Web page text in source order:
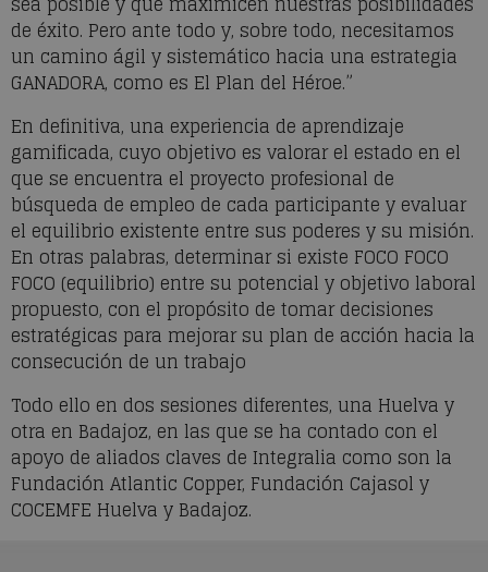
de éxito. Pero ante todo y, sobre todo, necesitamos
un camino ágil y sistemático hacia una estrategia
GANADORA, como es El Plan del Héroe.”
En definitiva, una experiencia de aprendizaje
gamificada, cuyo objetivo es valorar el estado en el
que se encuentra el proyecto profesional de
búsqueda de empleo de cada participante y evaluar
el equilibrio existente entre sus poderes y su misión.
En otras palabras, determinar si existe FOCO FOCO
FOCO (equilibrio) entre su potencial y objetivo laboral
propuesto, con el propósito de tomar decisiones
estratégicas para mejorar su plan de acción hacia la
consecución de un trabajo
Todo ello en dos sesiones diferentes, una Huelva y
otra en Badajoz, en las que se ha contado con el
apoyo de aliados claves de Integralia como son la
Fundación Atlantic Copper, Fundación Cajasol y
COCEMFE Huelva y Badajoz.